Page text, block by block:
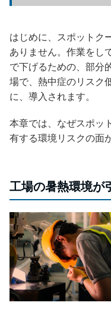
はじめに、スポットク
ありません。作業をし
で下げるための、部分
場で、熱中症のリスク
に、導入されます。
本章では、なぜスポッ
有する環境リスクの面
工場の暑熱環境が